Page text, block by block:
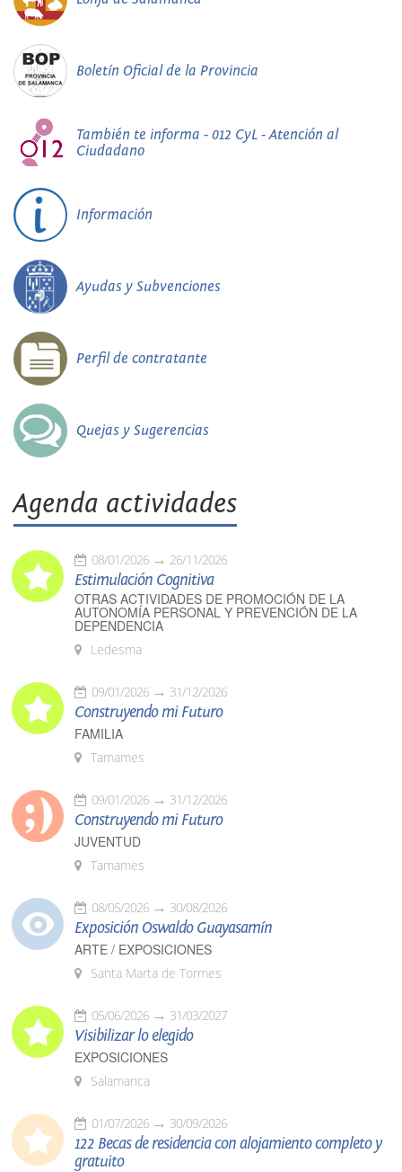
Boletín Oficial de la Provincia
También te informa - 012 CyL - Atención al
Ciudadano
Información
Ayudas y Subvenciones
Perfil de contratante
Quejas y Sugerencias
Agenda actividades
08/01/2026 26/11/2026
Estimulación Cognitiva
OTRAS ACTIVIDADES DE PROMOCIÓN DE LA
AUTONOMÍA PERSONAL Y PREVENCIÓN DE LA
DEPENDENCIA
Ledesma
09/01/2026 31/12/2026
Construyendo mi Futuro
FAMILIA
Tamames
09/01/2026 31/12/2026
Construyendo mi Futuro
JUVENTUD
Tamames
08/05/2026 30/08/2026
Exposición Oswaldo Guayasamín
ARTE / EXPOSICIONES
Santa Marta de Tormes
05/06/2026 31/03/2027
Visibilizar lo elegido
EXPOSICIONES
Salamanca
01/07/2026 30/09/2026
122 Becas de residencia con alojamiento completo y
gratuito